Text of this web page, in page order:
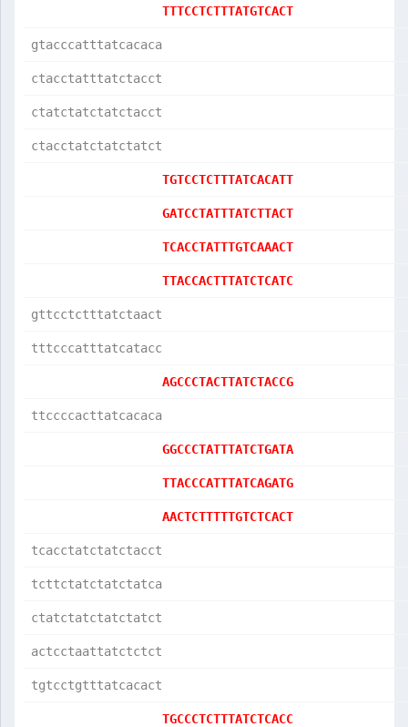
TTTCCTCTTTATGTCACT
gtacccatttatcacaca
ctacctatttatctacct
ctatctatctatctacct
ctacctatctatctatct
TGTCCTCTTTATCACATT
GATCCTATTTATCTTACT
TCACCTATTTGTCAAACT
TTACCACTTTATCTCATC
gttcctctttatctaact
tttcccatttatcatacc
AGCCCTACTTATCTACCG
ttccccacttatcacaca
GGCCCTATTTATCTGATA
TTACCCATTTATCAGATG
AACTCTTTTTGTCTCACT
tcacctatctatctacct
tcttctatctatctatca
ctatctatctatctatct
actcctaattatctctct
tgtcctgtttatcacact
TGCCCTCTTTATCTCACC